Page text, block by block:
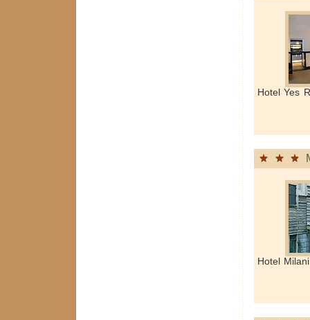
Hotel Yes
Hotel